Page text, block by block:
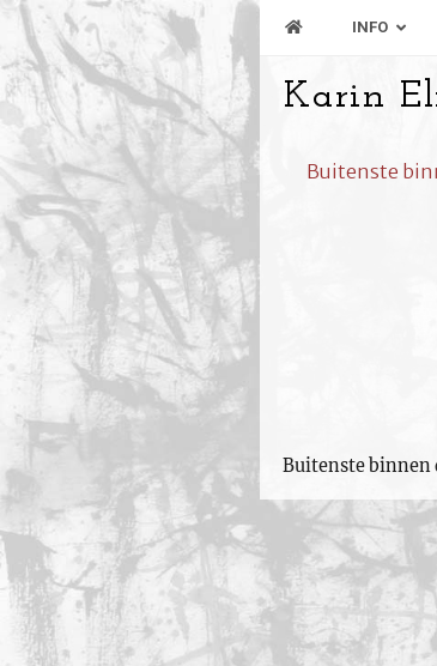
INFO
Karin
Buitenste
Buitenste binnen